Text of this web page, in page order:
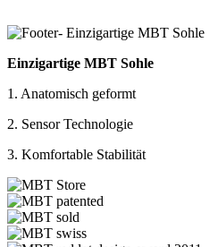
Einzigartige MBT Sohle
1. Anatomisch geformt
2. Sensor Technologie
3. Komfortable Stabilität